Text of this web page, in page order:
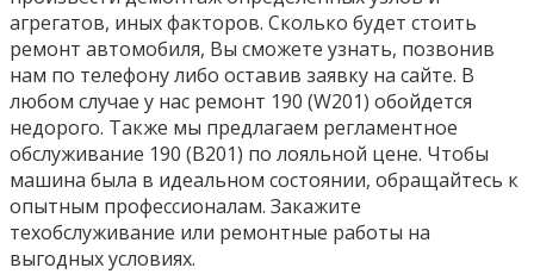
агрегатов, иных факторов. Сколько будет стоить
ремонт автомобиля, Вы сможете узнать, позвонив
нам по телефону либо оставив заявку на сайте. В
любом случае у нас ремонт 190 (W201) обойдется
недорого. Также мы предлагаем регламентное
обслуживание 190 (В201) по лояльной цене. Чтобы
машина была в идеальном состоянии, обращайтесь к
опытным профессионалам. Закажите
техобслуживание или ремонтные работы на
выгодных условиях.